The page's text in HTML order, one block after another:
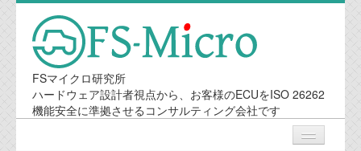
FSマイクロ研究所
ハードウェア設計者視点から、お客様のECUをISO 26262
機能安全に準拠させるコンサルティング会社です